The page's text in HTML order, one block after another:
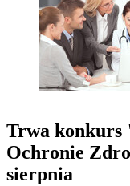
Trwa
Ochronie
sierpnia